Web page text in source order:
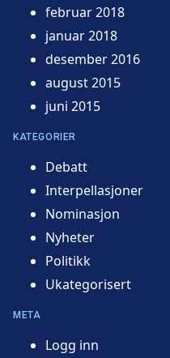
februar 2018
januar 2018
desember 2016
august 2015
juni 2015
KATEGORIER
Debatt
Interpellasjoner
Nominasjon
Nyheter
Politikk
Ukategorisert
META
Logg inn